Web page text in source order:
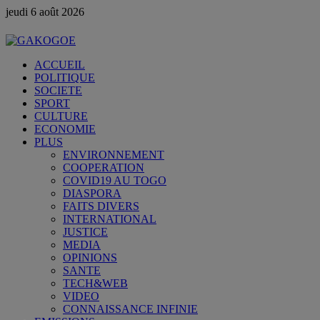
jeudi 6 août 2026
ACCUEIL
POLITIQUE
SOCIETE
SPORT
CULTURE
ECONOMIE
PLUS
ENVIRONNEMENT
COOPERATION
COVID19 AU TOGO
DIASPORA
FAITS DIVERS
INTERNATIONAL
JUSTICE
MEDIA
OPINIONS
SANTE
TECH&WEB
VIDEO
CONNAISSANCE INFINIE